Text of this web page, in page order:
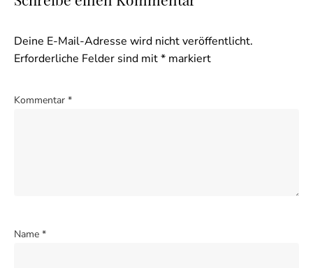
Deine E-Mail-Adresse wird nicht veröffentlicht.
Erforderliche Felder sind mit* markiert
Kommentar *
Name *